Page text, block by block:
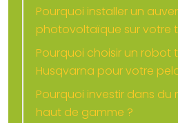
Pourquoi installer un
photovoltaïque sur votre
Pourquoi choisir un robot
Husqvarna pour votre
Pourquoi investir dans du
haut de gamme ?